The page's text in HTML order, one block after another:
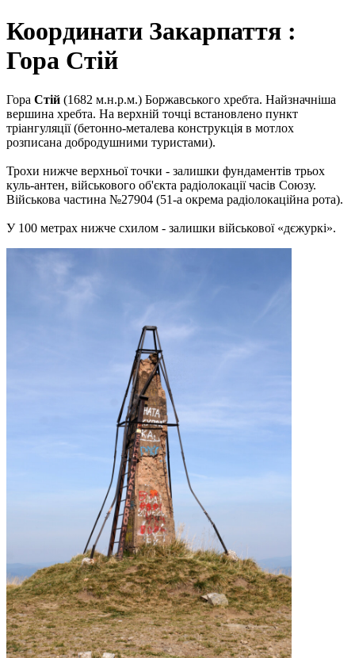
Координати Закарпаття :
Гора Стій
Гора Стій (1682 м.н.р.м.) Боржавського хребта. Найзначніша
вершина хребта. На верхній точці встановлено пункт
тріангуляції (бетонно-металева конструкція в мотлох
розписана добродушними туристами).
Трохи нижче верхньої точки - залишки фундаментів трьох
куль-антен, військового об'єкта радіолокації часів Союзу.
Військова частина №27904 (51-а окрема радіолокаційна рота).
У 100 метрах нижче схилом - залишки військової «дєжуркі».